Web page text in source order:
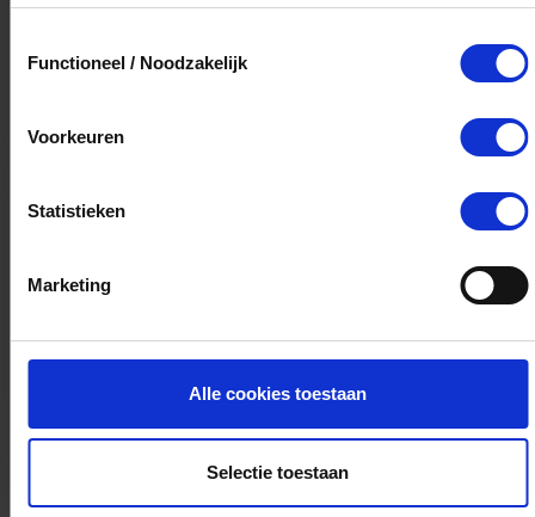
Functioneel / Noodzakelijk
Voorkeuren
Statistieken
Marketing
Alle cookies toestaan
Selectie toestaan
Het volledige saldo op de VVV cadeaukaart
cadeaukaart in delen uitgeven.